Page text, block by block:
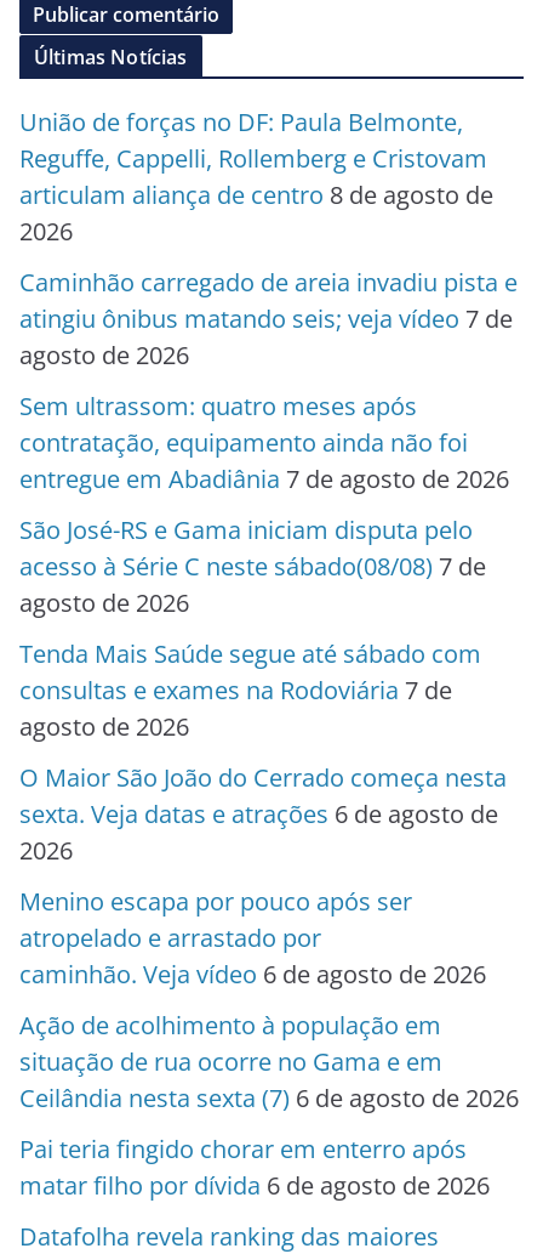
Últimas Notícias
União de forças no DF: Paula Belmonte,
Reguffe, Cappelli, Rollemberg e Cristovam
articulam aliança de centro 8 de agosto de
2026
Caminhão carregado de areia invadiu pista e
atingiu ônibus matando seis; veja vídeo 7 de
agosto de 2026
Sem ultrassom: quatro meses após
contratação, equipamento ainda não foi
entregue em Abadiânia 7 de agosto de 2026
São José-RS e Gama iniciam disputa pelo
acesso à Série C neste sábado(08/08) 7 de
agosto de 2026
Tenda Mais Saúde segue até sábado com
consultas e exames na Rodoviária 7 de
agosto de 2026
O Maior São João do Cerrado começa nesta
sexta. Veja datas e atrações 6 de agosto de
2026
Menino escapa por pouco após ser
atropelado e arrastado por
caminhão. Veja vídeo 6 de agosto de 2026
Ação de acolhimento à população em
situação de rua ocorre no Gama e em
Ceilândia nesta sexta (7) 6 de agosto de 2026
Pai teria fingido chorar em enterro após
matar filho por dívida 6 de agosto de 2026
Datafolha revela ranking das maiores